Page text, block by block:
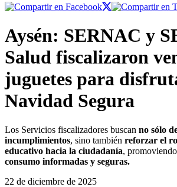
Aysén: SERNAC y
Salud fiscalizaron
juguetes para
Navidad Segura
Los Servicios fiscalizadores buscan no sólo
incumplimientos, sino también reforzar el
educativo hacia la ciudadanía, promoviendo
consumo informadas y seguras.
22 de diciembre de 2025